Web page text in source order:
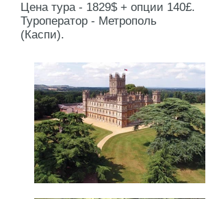
Цена тура - 1829$ + опции 140£.
Туроператор - Метрополь
(Каспи).